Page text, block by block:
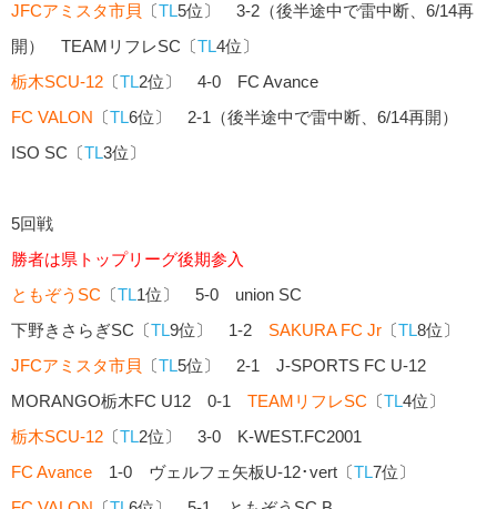
JFCアミスタ市貝
〔TL5位〕 3-2（後半途中で雷中断、6/14再
開） TEAMリフレSC〔TL4位〕
栃木SCU-12 〔TL2位〕 4-0 FC Avance
FC VALON 〔TL6位〕 2-1（後半途中で雷中断、6/14再開）
ISO SC〔TL3位〕
5回戦
勝者は県トップリーグ後期参入
ともぞうSC 〔TL1位〕 5-0 union SC
下野きさらぎSC〔TL9位〕 1-2 SAKURA FC Jr 〔TL8位〕
JFCアミスタ市貝
〔TL5位〕 2-1 J-SPORTS FC U-12
MORANGO栃木FC U12 0-1 TEAMリフレSC 〔TL4位〕
栃木SCU-12 〔TL2位〕 3-0 K-WEST.FC2001
FC Avance 1-0 ヴェルフェ矢板U-12･vert〔TL7位〕